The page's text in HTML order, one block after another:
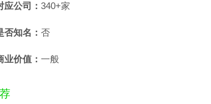
应公司： 340+家
否知名： 否
业价值： 一般